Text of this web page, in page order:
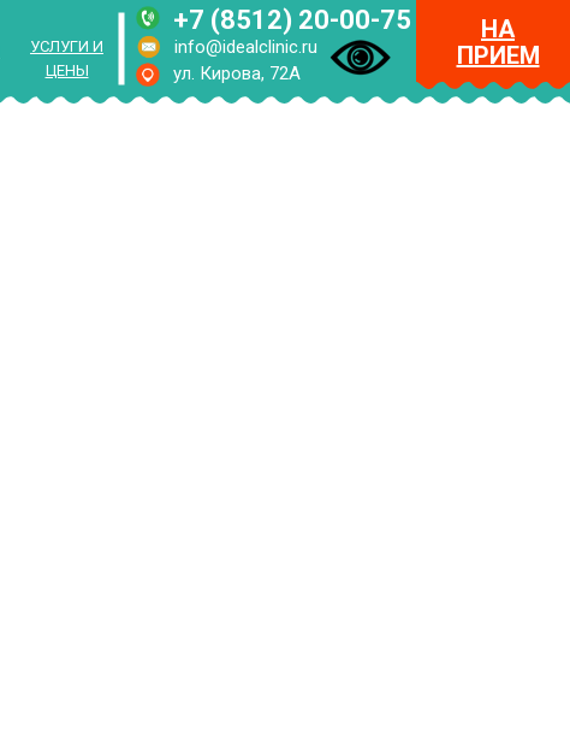
НА
ПРИЕМ
+7 (8512) 20-00-75
info@idealclinic.ru
ул. Кирова, 72А
УСЛУГИ И
ЦЕНЫ